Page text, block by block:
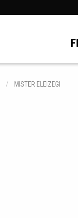
MISTER ELEIZEGI